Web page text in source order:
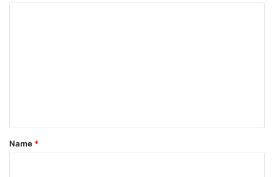
*
Name *